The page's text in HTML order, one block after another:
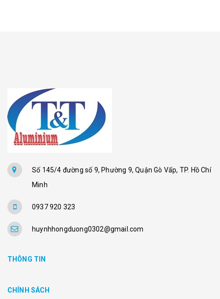
Số 145/4 đường số 9, Phường 9, Quận Gò Vấp, TP. Hồ Chí
Minh
0937 920 323
huynhhongduong0302@gmail.com
THÔNG TIN
CHÍNH SÁCH